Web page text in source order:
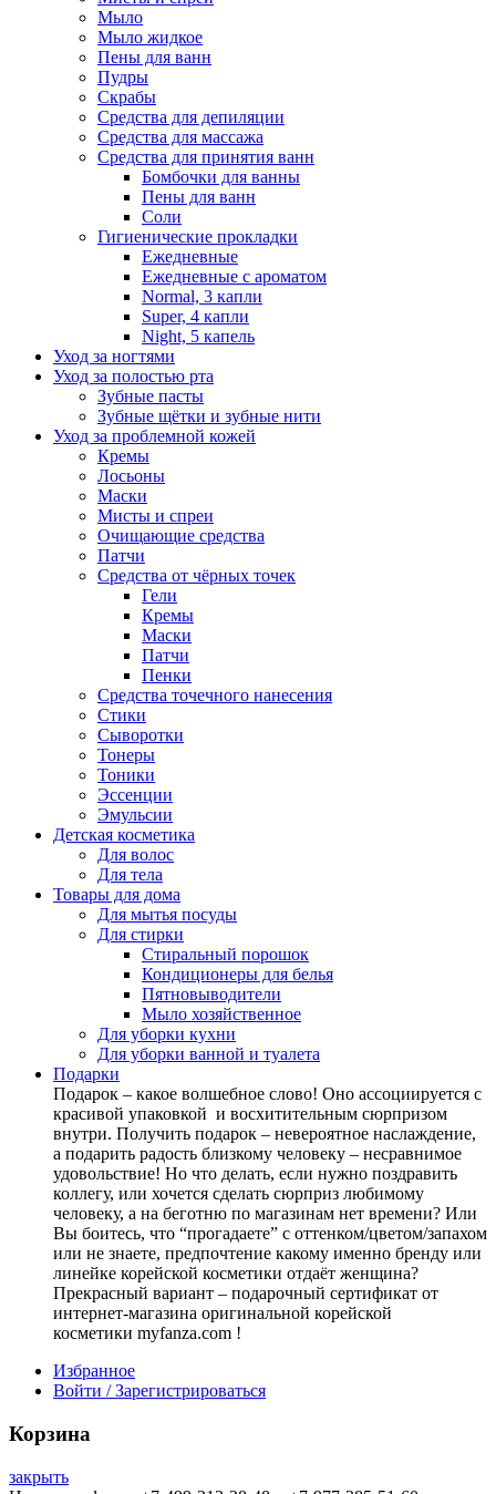
Мыло
Мыло жидкое
Пены для ванн
Пудры
Скрабы
Средства для депиляции
Средства для массажа
Средства для принятия ванн
Бомбочки для ванны
Пены для ванн
Соли
Гигиенические прокладки
Ежедневные
Ежедневные с ароматом
Normal, 3 капли
Super, 4 капли
Night, 5 капель
Уход за ногтями
Уход за полостью рта
Зубные пасты
Зубные щётки и зубные нити
Уход за проблемной кожей
Кремы
Лосьоны
Маски
Мисты и спреи
Очищающие средства
Патчи
Средства от чёрных точек
Гели
Кремы
Маски
Патчи
Пенки
Средства точечного нанесения
Стики
Сыворотки
Тонеры
Тоники
Эссенции
Эмульсии
Детская косметика
Для волос
Для тела
Товары для дома
Для мытья посуды
Для стирки
Стиральный порошок
Кондиционеры для белья
Пятновыводители
Мыло хозяйственное
Для уборки кухни
Для уборки ванной и туалета
Подарки
Подарок – какое волшебное слово! Оно ассоциируется с
красивой упаковкой и восхитительным сюрпризом
внутри. Получить подарок – невероятное наслаждение,
а подарить радость близкому человеку – несравнимое
удовольствие! Но что делать, если нужно поздравить
коллегу, или хочется сделать сюрприз любимому
человеку, а на беготню по магазинам нет времени? Или
Вы боитесь, что “прогадаете” с оттенком/цветом/запахом
или не знаете, предпочтение какому именно бренду или
линейке корейской косметики отдаёт женщина?
Прекрасный вариант – подарочный сертификат от
интернет-магазина оригинальной корейской
косметики myfanza.com !
Избранное
Войти / Зарегистрироваться
Корзина
закрыть